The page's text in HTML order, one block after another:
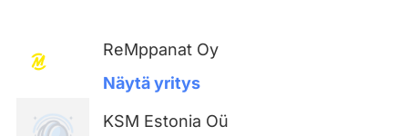
ReMppanat Oy
Näytä yritys
KSM Estonia Oü